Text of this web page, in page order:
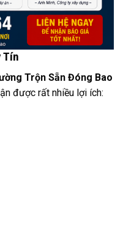
Tín
Trộn Sẵn Đóng Bao
được rất nhiều lợi ích: